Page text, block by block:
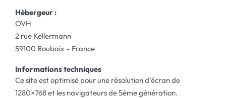
Hébergeur :
OVH
2 rue Kellermann
59100 Roubaix – France
Informations techniques
Ce site est optimisé pour une résolution d’écran de
1280×768 et les navigateurs de 5ème génération.